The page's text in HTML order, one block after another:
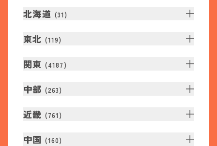
北海道 (31 )
東北 (119)
関東 (4187 )
中部 (263)
近畿 (761 )
中国 (160)